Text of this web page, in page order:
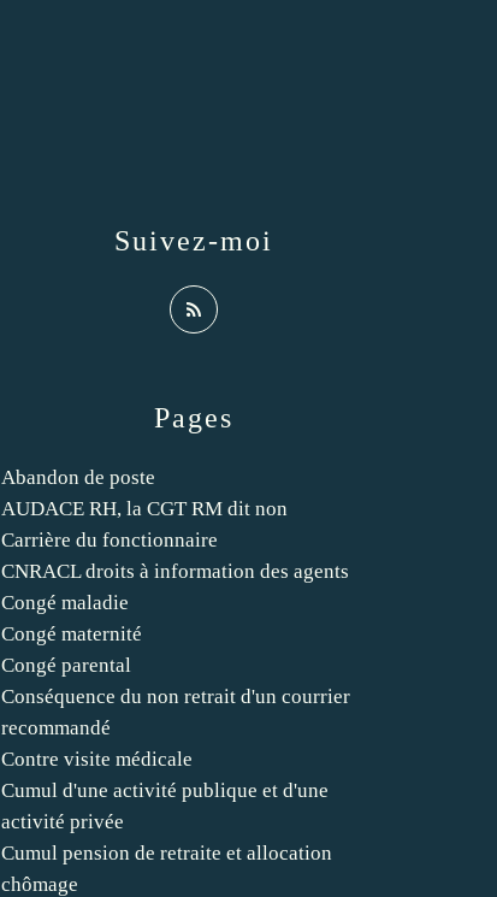
Pages
Abandon de poste
AUDACE RH, la CGT RM dit non
Carrière du fonctionnaire
CNRACL droits à information des agents
Congé maladie
Congé maternité
Congé parental
Conséquence du non retrait d'un courrier
recommandé
Contre visite médicale
Cumul d'une activité publique et d'une
activité privée
Cumul pension de retraite et allocation
chômage
Suivez-moi